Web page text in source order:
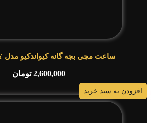
ساعت مچی بچه گانه کیواندکیو مدل VQ96J016Y
2,600,000 تومان
افزودن به سبد خرید